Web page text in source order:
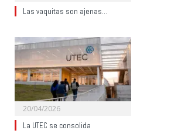
Las vaquitas son ajenas…
20/04/2026
La UTEC se consolida